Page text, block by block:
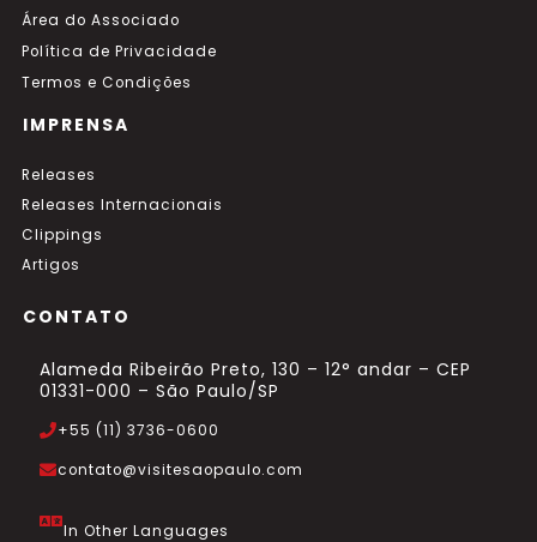
Área do Associado
Política de Privacidade
Termos e Condições
IMPRENSA
Releases
Releases Internacionais
Clippings
Artigos
CONTATO
Alameda Ribeirão Preto, 130 – 12° andar – CEP
01331-000 – São Paulo/SP
+55 (11) 3736-0600
contato@visitesaopaulo.com
In Other Languages